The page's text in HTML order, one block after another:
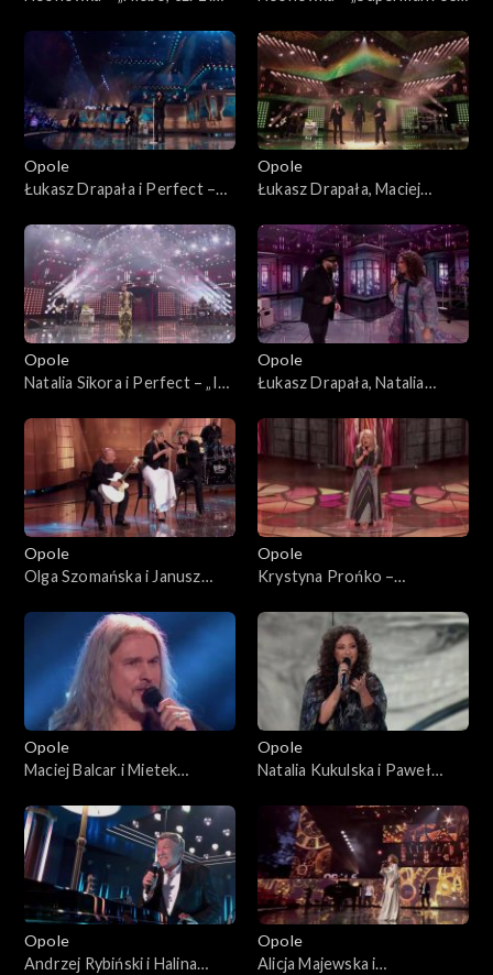
Neo-Nówka
Nówka
Opole
Łukasz Drapała i Perfect –
Koncert „Autobiografia.
Jubileusz Bogdana Olewicza”
Opole
Łukasz Drapała, Maciej
– „Autobiografia”. 63. KFPP:
Koncert „Autobiografia.
Jubileusz Bogdana Olewicza”
Opole
Natalia Sikora i Perfect – „Idź
„Autobiografia. Jubileusz
Bogdana Olewicza”
Opole
Łukasz Drapała, Natalia
„Niewiele ci mogę dać”. 63.
KFPP: Koncert
„Autobiografia. Jubileusz
Bogdana Olewicza”
Opole
Olga Szomańska i Janusz
nieznajomej”. 63. KFPP:
Koncert „Autobiografia.
Jubileusz Bogdana Olewicza”
Opole
Krystyna Prońko –
prawdziwą”. 63. KFPP:
Koncert „Autobiografia.
Jubileusz Bogdana Olewicza”
Opole
Maciej Balcar i Mietek
63. KFPP: Koncert
„Autobiografia. Jubileusz
Bogdana Olewicza”
Opole
Natalia Kukulska i Paweł
poproś do tańca”. 63. KFPP:
Koncert „Autobiografia.
Jubileusz Bogdana Olewicza”
Opole
Andrzej Rybiński i Halina
Opole
Alicja Majewska i